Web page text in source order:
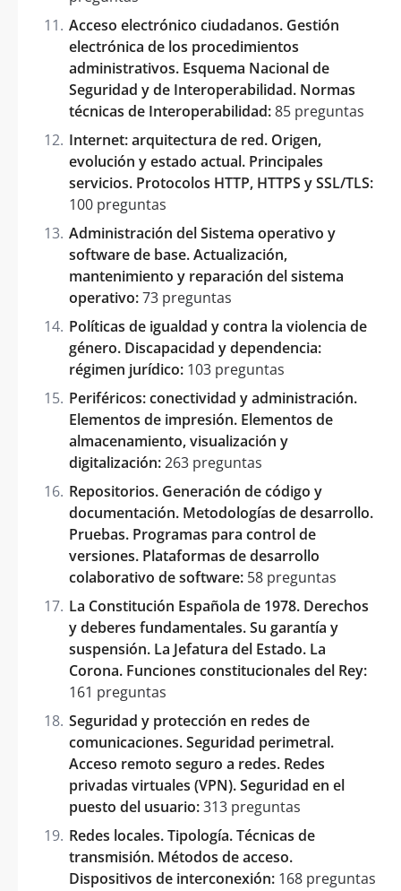
Acceso electrónico ciudadanos. Gestión
electrónica de los procedimientos
administrativos. Esquema Nacional de
Seguridad y de Interoperabilidad. Normas
técnicas de Interoperabilidad:85 preguntas
Internet: arquitectura de red. Origen,
evolución y estado actual. Principales
servicios. Protocolos HTTP, HTTPS y SSL/TLS:
100 preguntas
Administración del Sistema operativo y
software de base. Actualización,
mantenimiento y reparación del sistema
operativo:73 preguntas
Políticas de igualdad y contra la violencia de
género. Discapacidad y dependencia:
régimen jurídico: 103 preguntas
Periféricos: conectividad y administración.
Elementos de impresión. Elementos de
almacenamiento, visualización y
digitalización:263 preguntas
Repositorios. Generación de código y
documentación. Metodologías de desarrollo.
Pruebas. Programas para control de
versiones. Plataformas de desarrollo
colaborativo de software: 58 preguntas
La Constitución Española de 1978. Derechos
y deberes fundamentales. Su garantía y
suspensión. La Jefatura del Estado. La
Corona. Funciones constitucionales del Rey:
161 preguntas
Seguridad y protección en redes de
comunicaciones. Seguridad perimetral.
Acceso remoto seguro a redes. Redes
privadas virtuales (VPN). Seguridad en el
puesto del usuario:313 preguntas
Redes locales. Tipología. Técnicas de
transmisión. Métodos de acceso.
Dispositivos de interconexión: 168 preguntas